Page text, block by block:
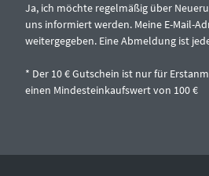
Ja, ich möchte regelmäßig über
uns informiert werden. Meine E-Mail-
weitergegeben. Eine Abmeldung ist
* Der 10 € Gutschein ist nur für
einen Mindesteinkaufswert von 100 €